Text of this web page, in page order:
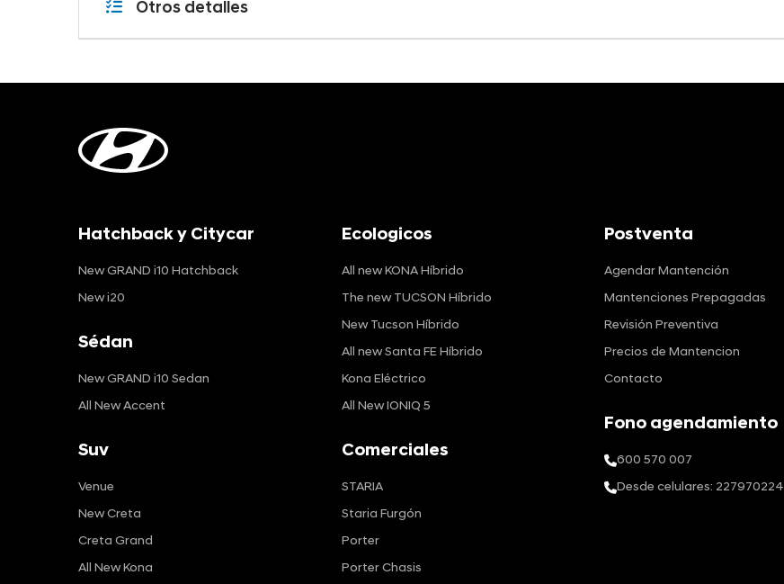
Otros detalles
Hatchback y Citycar
New GRAND i10 Hatchback
New i20
Sédan
New GRAND i10 Sedan
All New Accent
Suv
Venue
New Creta
Creta Grand
All New Kona
Ecologicos
All new KONA Híbrido
The new TUCSON Híbrido
New Tucson Híbrido
All new Santa FE Híbrido
Kona Eléctrico
All New IONIQ 5
Comerciales
STARIA
Staria Furgón
Porter
Porter Chasis
Postventa
Agendar Mantención
Mantenciones Prepagadas
Revisión Preventiva
Precios de Mantencion
Contacto
Fono agendamiento
600 570 007
Desde celulares: 227970224